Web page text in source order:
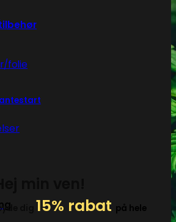
folie
dig 15% rabat på hele